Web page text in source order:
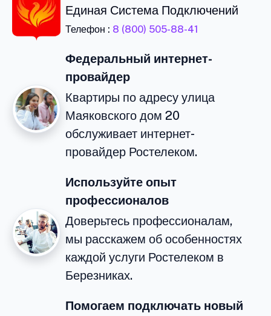
Единая Система Подключений
Телефон : 8 (800) 505-88-41
Федеральный интернет-
провайдер
Квартиры по адресу улица
Маяковского дом 20
обслуживает интернет-
провайдер Ростелеком.
Используйте опыт
профессионалов
Доверьтесь профессионалам,
мы расскажем об особенностях
каждой услуги Ростелеком в
Березниках.
Помогаем подключать новый